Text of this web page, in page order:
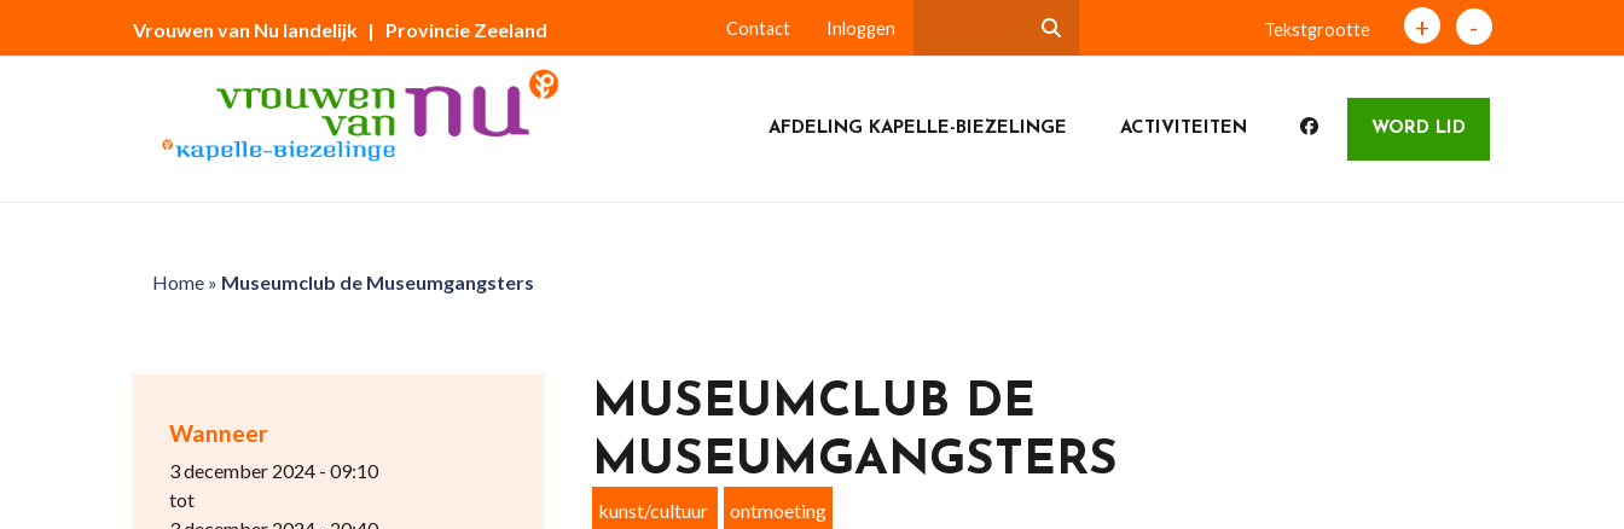
Vrouwen van Nu landelijk | Provincie Zeeland Contact Inloggen Tekstgrootte + -
AFDELING KAPELLE-BIEZELINGE ACTIVITEITEN WORD LID
Home» Museumclub de Museumgangsters
Wanneer
3 december 2024 - 09:10
tot
MUSEUMCLUB DE
MUSEUMGANGSTERS
kunst/cultuur ontmoeting